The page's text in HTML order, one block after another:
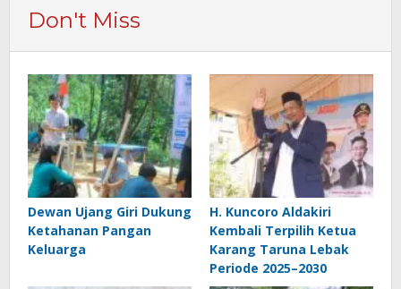
Don't Miss
Dewan Ujang Giri Dukung
Ketahanan Pangan
Keluarga
H. Kuncoro Aldakiri
Kembali Terpilih Ketua
Karang Taruna Lebak
Periode 2025–2030